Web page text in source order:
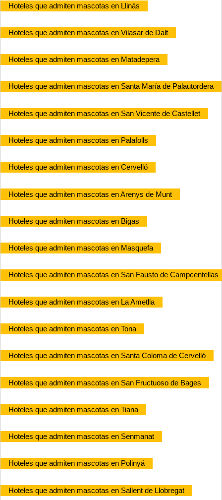
Hoteles que admiten mascotas en Llinás
Hoteles que admiten mascotas en Vilasar de Dalt
Hoteles que admiten mascotas en Matadepera
Hoteles que admiten mascotas en Santa María de Palautordera
Hoteles que admiten mascotas en San Vicente de Castellet
Hoteles que admiten mascotas en Palafolls
Hoteles que admiten mascotas en Cervelló
Hoteles que admiten mascotas en Arenys de Munt
Hoteles que admiten mascotas en Bigas
Hoteles que admiten mascotas en Masquefa
Hoteles que admiten mascotas en San Fausto de Campcentellas
Hoteles que admiten mascotas en La Ametlla
Hoteles que admiten mascotas en Tona
Hoteles que admiten mascotas en Santa Coloma de Cervelló
Hoteles que admiten mascotas en San Fructuoso de Bages
Hoteles que admiten mascotas en Tiana
Hoteles que admiten mascotas en Senmanat
Hoteles que admiten mascotas en Polinyá
Hoteles que admiten mascotas en Sallent de Llobregat